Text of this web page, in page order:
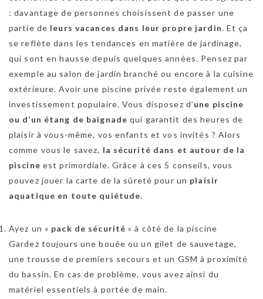
: davantage de personnes choisissent de passer une
partie de leurs vacances dans leur propre jardin. Et ça
se reflète dans les tendances en matière de jardinage,
qui sont en hausse depuis quelques années. Pensez par
exemple au salon de jardin branché ou encore à la cuisine
extérieure. Avoir une piscine privée reste également un
investissement populaire. Vous disposez d’une piscine
ou d’un étang de baignade qui garantit des heures de
plaisir à vous-même, vos enfants et vos invités ? Alors
comme vous le savez, la sécurité dans et autour de la
piscine est primordiale. Grâce à ces 5 conseils, vous
pouvez jouer la carte de la sûreté pour un plaisir
aquatique en toute quiétude.
Ayez un « pack de sécurité » à côté de la piscine
Gardez toujours une bouée ou un gilet de sauvetage,
une trousse de premiers secours et un GSM à proximité
du bassin. En cas de problème, vous avez ainsi du
matériel essentiels à portée de main.